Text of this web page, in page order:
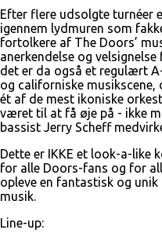
Efter flere udsolgte turnéer
igennem lydmuren som
fortolkere af The Doors’
anerkendelse og
det er da også et regulært
og californiske musikscene,
ét af de mest ikoniske
været til at få øje på - ikke
bassist Jerry Scheff
Dette er IKKE et look-a-like
for alle Doors-fans og for
opleve en fantastisk og unik
musik.
Line-up: